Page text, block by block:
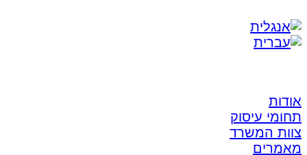
אודות
תחומי עיסוק
צוות המשרד
מאמרים